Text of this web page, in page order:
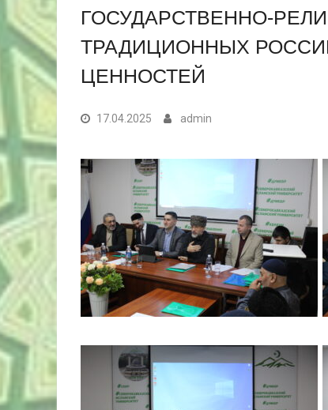
ГОСУДАРСТВЕННО-
ТРАДИЦИОННЫХ
ЦЕННОСТЕЙ
17.04.2025 admin